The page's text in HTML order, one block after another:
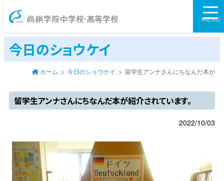
尚絅学院中学校
MENU
今日のショウケイ
ホーム 今日のショウケイ 留学生アンナさんにちなんだ本が紹
留学生アンナさんにちなんだ本が紹介されています。
2022/10/03